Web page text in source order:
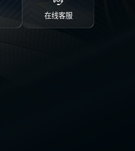
在线客服